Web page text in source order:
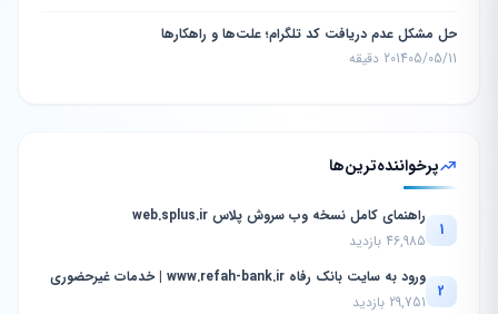
حل مشکل عدم دریافت کد تلگرام؛ علت‌ها و راهکارها
1405/05/1120 دقیقه
پرخواننده‌ترین‌ها
1
راهنمای کامل نسخه وب سروش پلاس web.splus.ir
46,985 بازدید
2
ورود به سایت بانک رفاه www.refah-bank.ir | خدمات غیرحضوری
29,751 بازدید